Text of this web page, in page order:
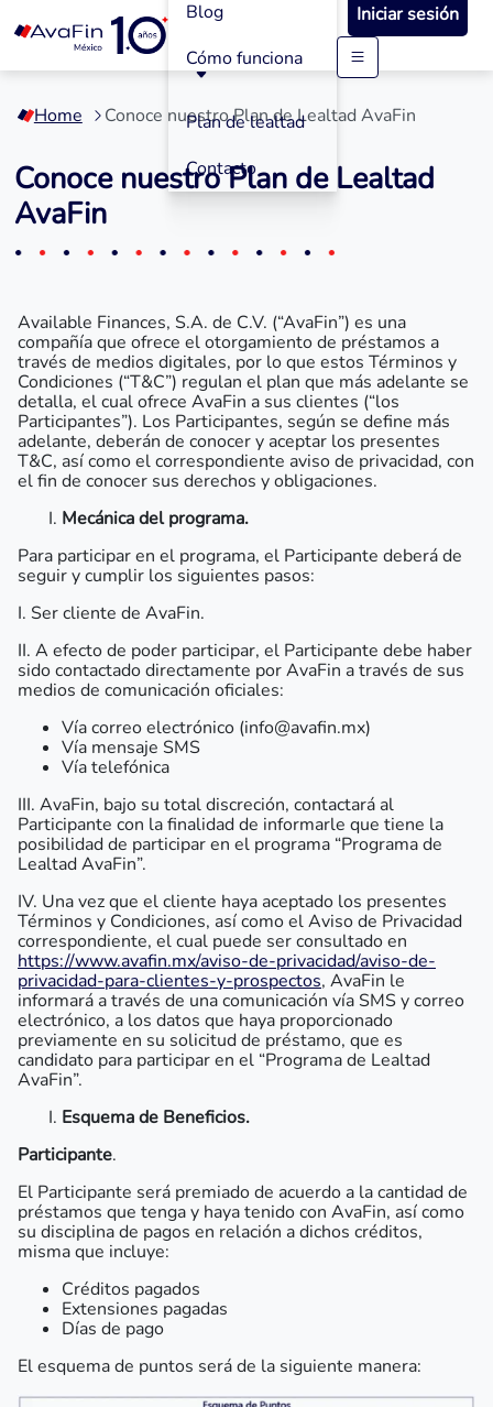
contenido
Blog
Cómo funciona
Plan de lealtad
Contacto
Iniciar sesión
Home Conoce nuestro Plan de Lealtad AvaFin
Conoce nuestro Plan de Lealtad
AvaFin
Available Finances, S.A. de C.V. (“AvaFin”) es una
compañía que ofrece el otorgamiento de préstamos a
través de medios digitales, por lo que estos Términos y
Condiciones (“T&C”) regulan el plan que más adelante se
detalla, el cual ofrece AvaFin a sus clientes (“los
Participantes”). Los Participantes, según se define más
adelante, deberán de conocer y aceptar los presentes
T&C, así como el correspondiente aviso de privacidad, con
el fin de conocer sus derechos y obligaciones.
Mecánica del programa.
Para participar en el programa, el Participante deberá de
seguir y cumplir los siguientes pasos:
I. Ser cliente de AvaFin.
II. A efecto de poder participar, el Participante debe haber
sido contactado directamente por AvaFin a través de sus
medios de comunicación oficiales:
Vía correo electrónico (info@avafin.mx)
Vía mensaje SMS
Vía telefónica
III. AvaFin, bajo su total discreción, contactará al
Participante con la finalidad de informarle que tiene la
posibilidad de participar en el programa “Programa de
Lealtad AvaFin”.
IV. Una vez que el cliente haya aceptado los presentes
Términos y Condiciones, así como el Aviso de Privacidad
correspondiente, el cual puede ser consultado en
https://www.avafin.mx/aviso-de-privacidad/aviso-de-
privacidad-para-clientes-y-prospectos, AvaFin le
informará a través de una comunicación vía SMS y correo
electrónico, a los datos que haya proporcionado
previamente en su solicitud de préstamo, que es
candidato para participar en el “Programa de Lealtad
AvaFin”.
Esquema de Beneficios.
Participante.
El Participante será premiado de acuerdo a la cantidad de
préstamos que tenga y haya tenido con AvaFin, así como
su disciplina de pagos en relación a dichos créditos,
misma que incluye:
Créditos pagados
Extensiones pagadas
Días de pago
El esquema de puntos será de la siguiente manera: